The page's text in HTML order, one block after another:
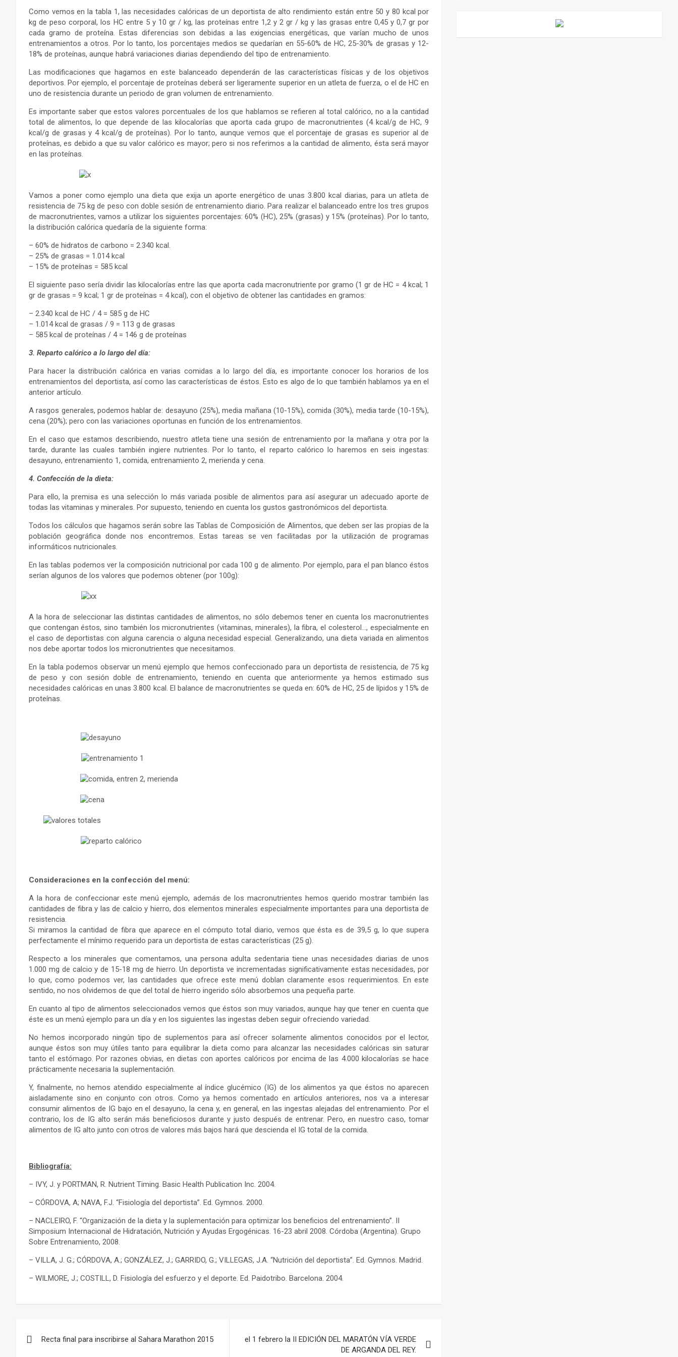
Como vemos en la tabla 1, las necesidades calóricas de un deportista de alto rendimiento están entre 50 y 80 kcal por
kg de peso corporal, los HC entre 5 y 10 gr / kg, las proteínas entre 1,2 y 2 gr / kg y las grasas entre 0,45 y 0,7 gr por
cada gramo de proteína. Estas diferencias son debidas a las exigencias energéticas, que varían mucho de unos
entrenamientos a otros. Por lo tanto, los porcentajes medios se quedarían en 55-60% de HC, 25-30% de grasas y 12-
18% de proteínas, aunque habrá variaciones diarias dependiendo del tipo de entrenamiento.
Las modificaciones que hagamos en este balanceado dependerán de las características físicas y de los objetivos
deportivos. Por ejemplo, el porcentaje de proteínas deberá ser ligeramente superior en un atleta de fuerza, o el de HC en
uno de resistencia durante un periodo de gran volumen de entrenamiento.
Es importante saber que estos valores porcentuales de los que hablamos se refieren al total calórico, no a la cantidad
total de alimentos, lo que depende de las kilocalorías que aporta cada grupo de macronutrientes (4 kcal/g de HC, 9
kcal/g de grasas y 4 kcal/g de proteínas). Por lo tanto, aunque vemos que el porcentaje de grasas es superior al de
proteínas, es debido a que su valor calórico es mayor; pero si nos referimos a la cantidad de alimento, ésta será mayor
en las proteínas.
Vamos a poner como ejemplo una dieta que exija un aporte energético de unas 3.800 kcal diarias, para un atleta de
resistencia de 75 kg de peso con doble sesión de entrenamiento diario. Para realizar el balanceado entre los tres grupos
de macronutrientes, vamos a utilizar los siguientes porcentajes: 60% (HC), 25% (grasas) y 15% (proteínas). Por lo tanto,
la distribución calórica quedaría de la siguiente forma:
– 60% de hidratos de carbono = 2.340 kcal.
– 25% de grasas = 1.014 kcal
– 15% de proteínas = 585 kcal
El siguiente paso sería dividir las kilocalorías entre las que aporta cada macronutriente por gramo (1 gr de HC = 4 kcal; 1
gr de grasas = 9 kcal; 1 gr de proteínas = 4 kcal), con el objetivo de obtener las cantidades en gramos:
– 2.340 kcal de HC / 4 = 585 g de HC
– 1.014 kcal de grasas / 9 = 113 g de grasas
– 585 kcal de proteínas / 4 = 146 g de proteínas
3. Reparto calórico a lo largo del día:
Para hacer la distribución calórica en varias comidas a lo largo del día, es importante conocer los horarios de los
entrenamientos del deportista, así como las características de éstos. Esto es algo de lo que también hablamos ya en el
anterior artículo.
A rasgos generales, podemos hablar de: desayuno (25%), media mañana (10-15%), comida (30%), media tarde (10-15%),
cena (20%); pero con las variaciones oportunas en función de los entrenamientos.
En el caso que estamos describiendo, nuestro atleta tiene una sesión de entrenamiento por la mañana y otra por la
tarde, durante las cuales también ingiere nutrientes. Por lo tanto, el reparto calórico lo haremos en seis ingestas:
desayuno, entrenamiento 1, comida, entrenamiento 2, merienda y cena.
4. Confección de la dieta:
Para ello, la premisa es una selección lo más variada posible de alimentos para así asegurar un adecuado aporte de
todas las vitaminas y minerales. Por supuesto, teniendo en cuenta los gustos gastronómicos del deportista.
Todos los cálculos que hagamos serán sobre las Tablas de Composición de Alimentos, que deben ser las propias de la
población geográfica donde nos encontremos. Estas tareas se ven facilitadas por la utilización de programas
informáticos nutricionales.
En las tablas podemos ver la composición nutricional por cada 100 g de alimento. Por ejemplo, para el pan blanco éstos
serían algunos de los valores que podemos obtener (por 100g):
A la hora de seleccionar las distintas cantidades de alimentos, no sólo debemos tener en cuenta los macronutrientes
que contengan éstos, sino también los micronutrientes (vitaminas, minerales), la fibra, el colesterol…, especialmente en
el caso de deportistas con alguna carencia o alguna necesidad especial. Generalizando, una dieta variada en alimentos
nos debe aportar todos los micronutrientes que necesitamos.
En la tabla podemos observar un menú ejemplo que hemos confeccionado para un deportista de resistencia, de 75 kg
de peso y con sesión doble de entrenamiento, teniendo en cuenta que anteriormente ya hemos estimado sus
necesidades calóricas en unas 3.800 kcal. El balance de macronutrientes se queda en: 60% de HC, 25 de lípidos y 15% de
proteínas.
Consideraciones en la confección del menú:
A la hora de confeccionar este menú ejemplo, además de los macronutrientes hemos querido mostrar también las
cantidades de fibra y las de calcio y hierro, dos elementos minerales especialmente importantes para una deportista de
resistencia.
Si miramos la cantidad de fibra que aparece en el cómputo total diario, vemos que ésta es de 39,5 g, lo que supera
perfectamente el mínimo requerido para un deportista de estas características (25 g).
Respecto a los minerales que comentamos, una persona adulta sedentaria tiene unas necesidades diarias de unos
1.000 mg de calcio y de 15-18 mg de hierro. Un deportista ve incrementadas significativamente estas necesidades, por
lo que, como podemos ver, las cantidades que ofrece este menú doblan claramente esos requerimientos. En este
sentido, no nos olvidemos de que del total de hierro ingerido sólo absorbemos una pequeña parte.
En cuanto al tipo de alimentos seleccionados vemos que éstos son muy variados, aunque hay que tener en cuenta que
éste es un menú ejemplo para un día y en los siguientes las ingestas deben seguir ofreciendo variedad.
No hemos incorporado ningún tipo de suplementos para así ofrecer solamente alimentos conocidos por el lector,
aunque éstos son muy útiles tanto para equilibrar la dieta como para alcanzar las necesidades calóricas sin saturar
tanto el estómago. Por razones obvias, en dietas con aportes calóricos por encima de las 4.000 kilocalorías se hace
prácticamente necesaria la suplementación.
Y, finalmente, no hemos atendido especialmente al índice glucémico (IG) de los alimentos ya que éstos no aparecen
aisladamente sino en conjunto con otros. Como ya hemos comentado en artículos anteriores, nos va a interesar
consumir alimentos de IG bajo en el desayuno, la cena y, en general, en las ingestas alejadas del entrenamiento. Por el
contrario, los de IG alto serán más beneficiosos durante y justo después de entrenar. Pero, en nuestro caso, tomar
alimentos de IG alto junto con otros de valores más bajos hará que descienda el IG total de la comida.
Bibliografía:
– IVY, J. y PORTMAN, R. Nutrient Timing. Basic Health Publication Inc. 2004.
– CÓRDOVA, A; NAVA, F.J. “Fisiología del deportista”. Ed. Gymnos. 2000.
– NACLEIRO, F. “Organización de la dieta y la suplementación para optimizar los beneficios del entrenamiento”. II
Simposium Internacional de Hidratación, Nutrición y Ayudas Ergogénicas. 16-23 abril 2008. Córdoba (Argentina). Grupo
Sobre Entrenamiento, 2008.
– VILLA, J. G.; CÓRDOVA, A.; GONZÁLEZ, J.; GARRIDO, G.; VILLEGAS, J.A. “Nutrición del deportista”. Ed. Gymnos. Madrid.
– WILMORE, J.; COSTILL, D. Fisiología del esfuerzo y el deporte. Ed. Paidotribo. Barcelona. 2004.
de
Recta final para inscribirse al Sahara Marathon 2015
el 1 febrero la II EDICIÓN DEL MARATÓN VÍA VERDE
DE ARGANDA DEL REY.